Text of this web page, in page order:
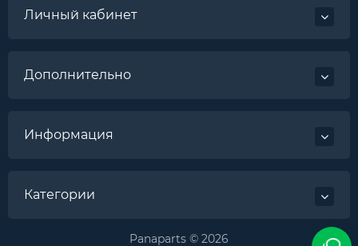
Личный кабинет
Дополнительно
Информация
Категории
Panaparts © 2026